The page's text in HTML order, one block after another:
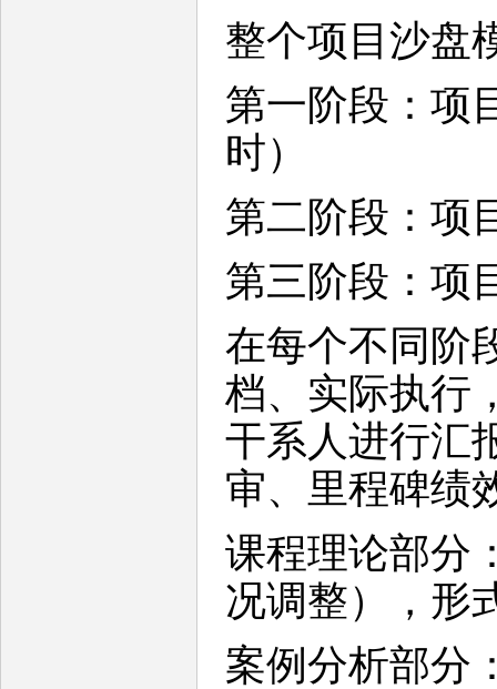
整个项目沙盘
第一阶段：项
时）
第二阶段：项
第三阶段：项
在每个不同阶
档、实际执行
干系人进行汇
审、里程碑绩
课程理论部分
况调整），形
案例分析部分